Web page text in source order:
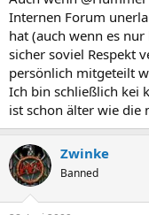
Internen Forum
hat (auch wenn es
sicher soviel Respekt
persönlich mitgeteilt
Ich bin schließlich kei
ist schon älter wie die
Zwinke
Banned